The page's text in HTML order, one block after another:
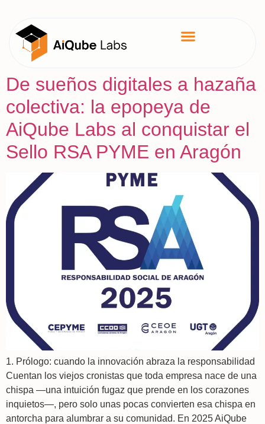
De sueños digitales a hazaña
colectiva: la epopeya de
AiQube Labs al conquistar el
Sello RSA PYME en Aragón
1. Prólogo: cuando la innovación abraza la responsabilidad
Cuentan los viejos cronistas que toda empresa nace de una
chispa —una intuición fugaz que prende en los corazones
inquietos—, pero solo unas pocas convierten esa chispa en
antorcha para alumbrar a su comunidad. En 2025 AiQube